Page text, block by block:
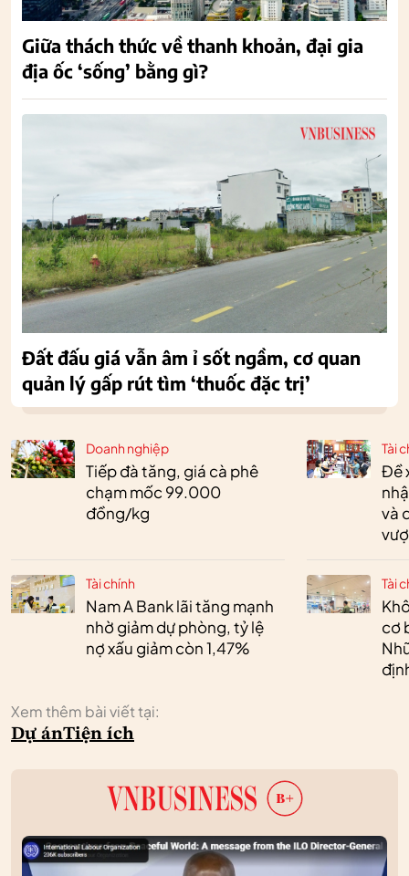
Doanh nghiệp
Tiếp đà tăng, giá cà phê
chạm mốc 99.000
đồng/kg
Tài chính
Nam A Bank lãi tăng mạnh
nhờ giảm dự phòng, tỷ lệ
nợ xấu giảm còn 1,47%
Tài
Đề
và
Tài
cơ
Xem thêm bài viết tại:
Dự ánTiện ích
Giữa thách thức về thanh khoản, đại gia
địa ốc ‘sống’ bằng gì?
Đất đấu giá vẫn âm ỉ sốt ngầm, cơ quan
quản lý gấp rút tìm ‘thuốc đặc trị’